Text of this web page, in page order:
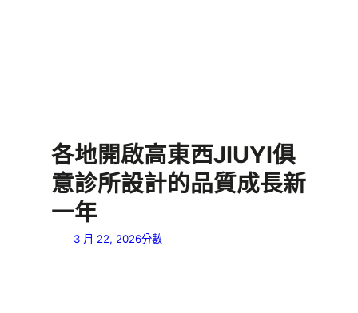
各地開啟高東西JIUYI俱
意診所設計的品質成長新
一年
3 月 22, 2026分數